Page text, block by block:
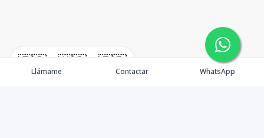
🇪🇸 🇺🇸 🇫🇷
Llámame Contactar WhatsApp